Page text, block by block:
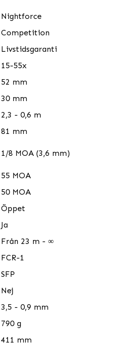
Nightforce
Competition
Livstidsgaranti
15-55x
52 mm
30 mm
2,3 - 0,6 m
81 mm
1/8 MOA (3,6 mm)
55 MOA
50 MOA
Öppet
Ja
Från 23 m - ∞
FCR-1
SFP
Nej
3,5 - 0,9 mm
790 g
411 mm